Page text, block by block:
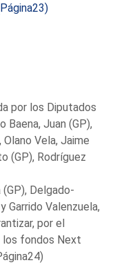
por los Diputados
Baena, Juan (GP),
Vela, Jaime
(GP), Rodríguez
Delgado-
Garrido Valenzuela,
por el
los fondos Next